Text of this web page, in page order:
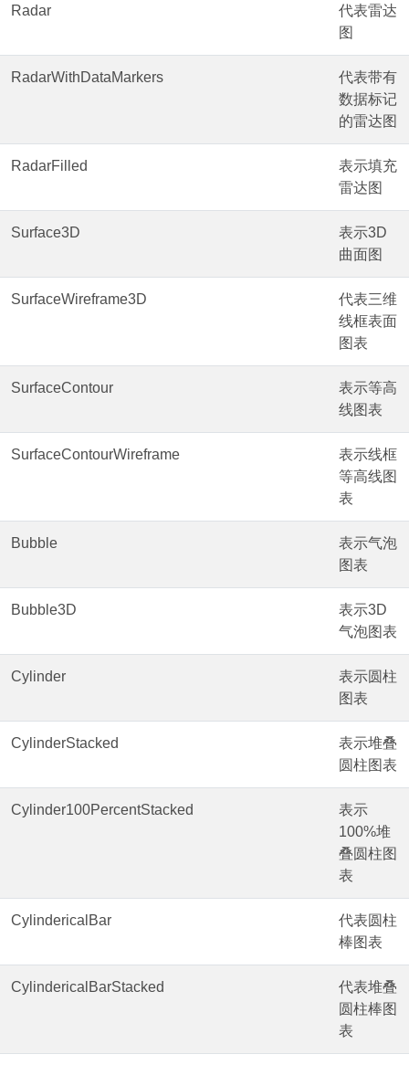
Radar
代表雷达
图
RadarWithDataMarkers
代表带有
数据标记
的雷达图
RadarFilled
表示填充
雷达图
Surface3D
表示3D
曲面图
SurfaceWireframe3D
代表三维
线框表面
图表
SurfaceContour
表示等高
线图表
SurfaceContourWireframe
表示线框
等高线图
表
Bubble
表示气泡
图表
Bubble3D
表示3D
气泡图表
Cylinder
表示圆柱
图表
CylinderStacked
表示堆叠
圆柱图表
Cylinder100PercentStacked
表示
100%堆
叠圆柱图
表
CylindericalBar
代表圆柱
棒图表
CylindericalBarStacked
代表堆叠
圆柱棒图
表